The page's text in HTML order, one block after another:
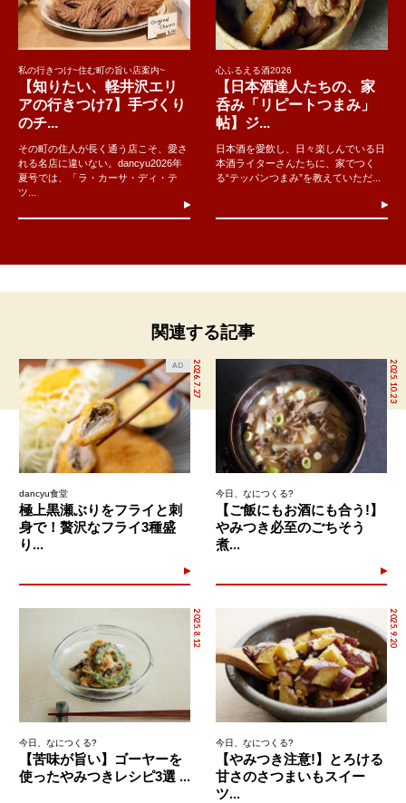
私の行きつけ~住む町の旨い店案内~
【知りたい、軽井沢エリ
アの行きつけ7】手づくり
のチ...
その町の住人が長く通う店こそ、愛さ
れる名店に違いない。dancyu2026年
夏号では、「ラ・カーサ・ディ・テ
ツ...
心ふるえる酒2026
【日本酒達人たちの、家
呑み「リピートつまみ」
帖】ジ...
日本酒を愛飲し、日々楽しんでいる日
本酒ライターさんたちに、家でつく
る“テッパンつまみ”を教えていただ...
関連する記事
2026.7.27
AD
dancyu食堂
極上黒瀬ぶりをフライと刺
身で！贅沢なフライ3種盛
り...
2025.10.23
今日、なにつくる?
【ご飯にもお酒にも合う!】
やみつき必至のごちそう
煮...
2025.8.12
今日、なにつくる?
【苦味が旨い】ゴーヤーを
使ったやみつきレシピ3選 ...
2025.9.20
今日、なにつくる?
【やみつき注意!】とろける
甘さのさつまいもスイー
ツ...